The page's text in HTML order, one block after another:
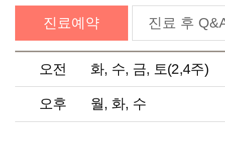
순환기내과
호흡기내과
신장내과
진료예약 진료 후
오전 화, 수, 금, 토(2,4주)
오후 월, 화, 수